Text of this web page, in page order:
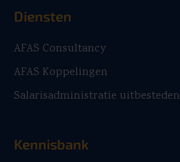
Diensten
AFAS Consultancy
AFAS Koppelingen
Salarisadministratie uitbesteden
Kennisbank